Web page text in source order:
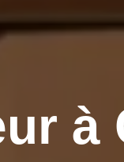
à